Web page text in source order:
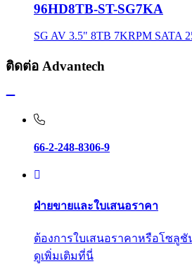
96HD8TB-ST-SG7KA
SG AV 3.5" 8TB 7KRPM SATA
ติดต่อ Advantech
66-2-248-8306-9
ฝ่ายขายและใบเสนอราคา
ต้องการใบเสนอราคาหรือโซลู
ดูเพิ่มเติมที่นี่